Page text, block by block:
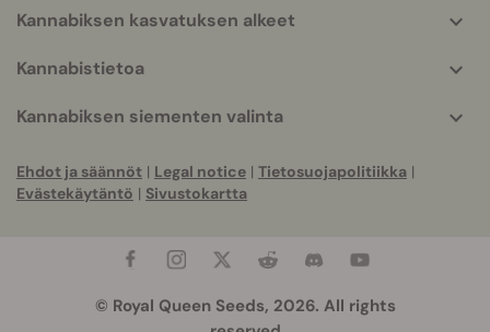
Kannabiksen kasvatuksen alkeet
Kannabistietoa
Kannabiksen siementen valinta
Ehdot ja säännöt | Legal notice | Tietosuojapolitiikka |
Evästekäytäntö | Sivustokartta
© Royal Queen Seeds, 2026. All rights